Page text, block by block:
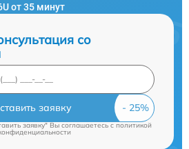
от 35 минут
со
заявку
заявку" Вы соглашаетесь cполитикой